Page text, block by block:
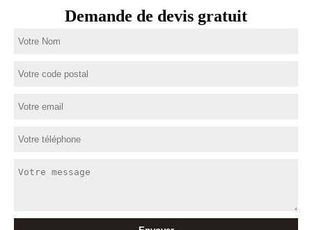
Demande de devis gratuit